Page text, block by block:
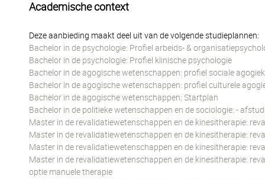
Academische context
Deze aanbieding maakt deel uit van de volgende studieplannen:
Bachelor in de psychologie: Profiel arbeids- &
Bachelor in de psychologie: Profiel klinische psychologie
Bachelor in de agogische wetenschappen: profiel sociale agogiek
Bachelor in de agogische wetenschappen: profiel culturele
Bachelor in de agogische wetenschappen: Startplan
Bachelor in de politieke wetenschappen en de sociologie: -
Master in de revalidatiewetenschappen en de kinesitherapie:
Master in de revalidatiewetenschappen en de kinesitherapie:
Master in de revalidatiewetenschappen en de kinesitherapie:
Master in de revalidatiewetenschappen en de kinesitherapie:
optie manuele therapie